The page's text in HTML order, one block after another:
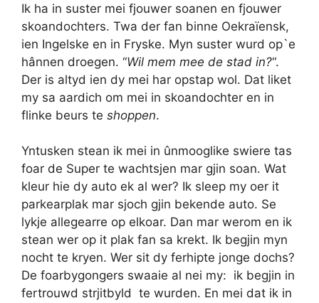
Ik ha in suster mei fjouwer soanen en fjouwer
skoandochters. Twa der fan binne Oekraïensk,
ien Ingelske en in Fryske. Myn suster wurd op`e
hânnen droegen. “Wil mem mee de stad in?“.
Der is altyd ien dy mei har opstap wol. Dat liket
my sa aardich om mei in skoandochter en in
flinke beurs te shoppen.
Yntusken stean ik mei in ûnmooglike swiere tas
foar de Super te wachtsjen mar gjin soan. Wat
kleur hie dy auto ek al wer? Ik sleep my oer it
parkearplak mar sjoch gjin bekende auto. Se
lykje allegearre op elkoar. Dan mar werom en ik
stean wer op it plak fan sa krekt. Ik begjin myn
nocht te kryen. Wer sit dy ferhipte jonge dochs?
De foarbygongers swaaie al nei my: ik begjin in
fertrouwd strjitbyld te wurden. En mei dat ik in